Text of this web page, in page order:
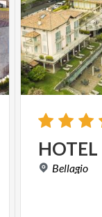
HOTEL
Bellagio